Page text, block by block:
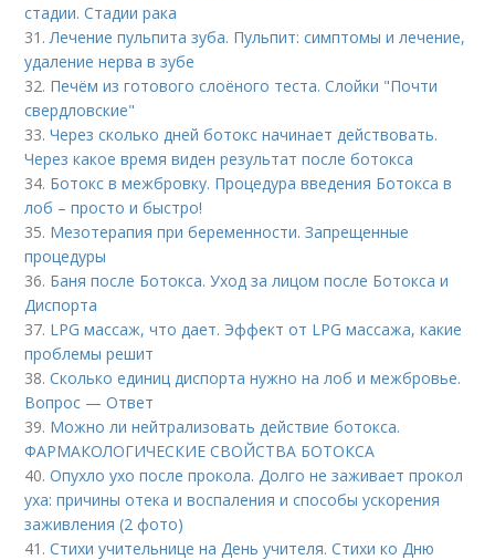
стадии. Стадии рака
31. Лечение пульпита зуба. Пульпит: симптомы и лечение,
удаление нерва в зубе
32. Печём из готового слоёного теста. Слойки "Почти
свердловские"
33.Через сколько дней ботокс начинает действовать.
Через какое время виден результат после ботокса
34. Ботокс в межбровку. Процедура введения Ботокса в
лоб – просто и быстро!
35. Мезотерапия при беременности. Запрещенные
процедуры
36. Баня после Ботокса. Уход за лицом после Ботокса и
Диспорта
37. LPG массаж, что дает. Эффект от LPG массажа, какие
проблемы решит
38.Сколько единиц диспорта нужно на лоб и межбровье.
Вопрос — Ответ
39. Можно ли нейтрализовать действие ботокса.
ФАРМАКОЛОГИЧЕСКИЕ СВОЙСТВА БОТОКСА
40.Опухло ухо после прокола. Долго не заживает прокол
уха: причины отека и воспаления и способы ускорения
заживления (2 фото)
41.Стихи учительнице на День учителя. Стихи ко Дню